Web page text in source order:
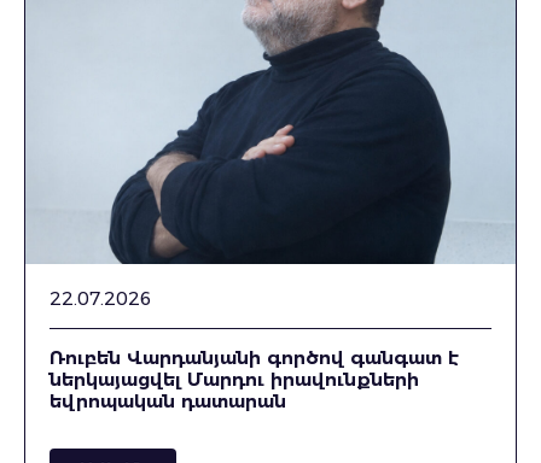
22.07.2026
Ռուբեն Վարդանյանի գործով գանգատ է
ներկայացվել Մարդու իրավունքների
եվրոպական դատարան